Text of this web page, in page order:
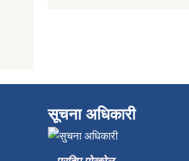
सूचना अधिकारी